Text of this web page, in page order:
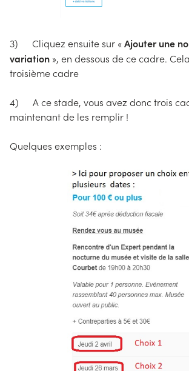
3) Cliquez ensuite sur «Ajouter une
variation », en dessous de ce cadre.
troisième cadre
4) A ce stade, vous avez donc trois
maintenant de les remplir !
Quelques exemples :